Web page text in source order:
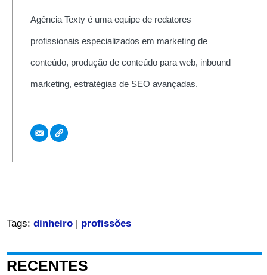
Agência Texty é uma equipe de redatores
profissionais especializados em marketing de
conteúdo, produção de conteúdo para web, inbound
marketing, estratégias de SEO avançadas.
Tags: dinheiro| profissões
RECENTES